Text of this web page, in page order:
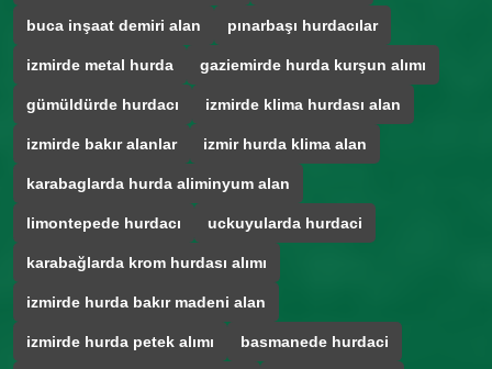
buca inşaat demiri alan pınarbaşı hurdacılar
izmirde metal hurda gaziemirde hurda kurşun alımı
gümüldürde hurdacı izmirde klima hurdası alan
izmirde bakır alanlar izmir hurda klima alan
karabaglarda hurda aliminyum alan
limontepede hurdacı uckuyularda hurdaci
karabağlarda krom hurdası alımı
izmirde hurda bakır madeni alan
izmirde hurda petek alımı basmanede hurdaci